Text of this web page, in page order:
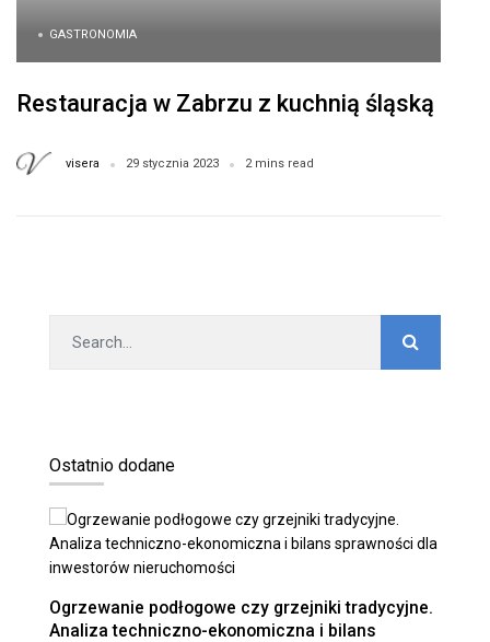
GASTRONOMIA
Restauracja w Zabrzu z kuchnią śląską
visera 29 stycznia 2023 2 mins read
Ostatnio dodane
Ogrzewanie podłogowe czy grzejniki tradycyjne.
Analiza techniczno-ekonomiczna i bilans